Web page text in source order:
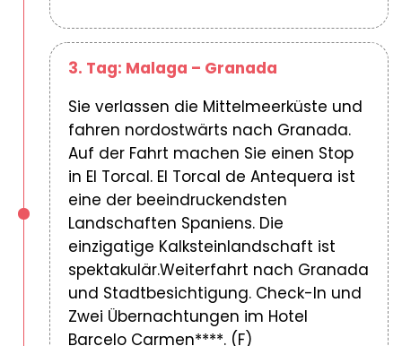
3. Tag: Malaga – Granada
Sie verlassen die Mittelmeerküste und
fahren nordostwärts nach Granada.
Auf der Fahrt machen Sie einen Stop
in El Torcal. El Torcal de Antequera ist
eine der beeindruckendsten
Landschaften Spaniens. Die
einzigatige Kalksteinlandschaft ist
spektakulär.Weiterfahrt nach Granada
und Stadtbesichtigung. Check-In und
Zwei Übernachtungen im Hotel
Barcelo Carmen****. (F)